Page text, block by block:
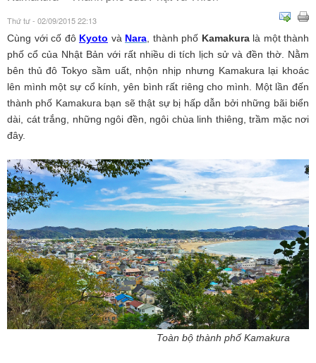
Thứ tư - 02/09/2015 22:13
Cùng với cố đô Kyoto và Nara , thành phố Kamakuralà một thành
phố cổ của Nhật Bản với rất nhiều di tích lịch sử và đền thờ. Nằm
bên thủ đô Tokyo sầm uất, nhộn nhịp nhưng Kamakura lại khoác
lên mình một sự cổ kính, yên bình rất riêng cho mình. Một lần đến
thành phố Kamakura bạn sẽ thật sự bị hấp dẫn bởi những bãi biển
dài, cát trắng, những ngôi đền, ngôi chùa linh thiêng, trầm mặc nơi
đây.
Toàn bộ thành phố Kamakura